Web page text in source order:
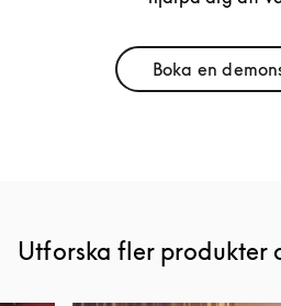
Boka en Link
Utforska fler produkter